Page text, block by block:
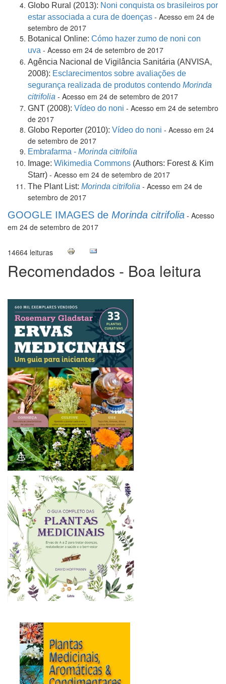
Globo Rural (2013): Noni conquista os brasileiros por
estar associada a cura de doenças - Acesso em 24 de
setembro de 2017
Botanical Online: Cómo hazer zumo de noni con
uva - Acesso em 24 de setembro de 2017
Agência Nacional de Vigilância Sanitária (ANVISA,
2008): Esclarecimentos sobre avaliações de
segurança realizada de produtos contendo Morinda
citrifolia - Acesso em 24 de setembro de 2017
GNT (2008): Vídeo do noni - Acesso em 24 de setembro
de 2017
Globo Reporter (2010): Vídeo do noni - Acesso em 24
de setembro de 2017
Embrafarma - Morinda citrifolia
Image: Wikimedia Commons (Authors: Forest & Kim
Starr) - Acesso em 24 de setembro de 2017
The Plant List: Morinda citrifolia - Acesso em 24 de
setembro de 2017
GOOGLE IMAGES de Morinda citrifolia - Acesso
em 24 de setembro de 2017
14664 leituras
Recomendados - Boa leitura